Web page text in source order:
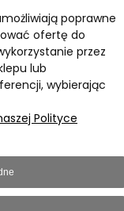
zastrzeżone
poprawne
ofertę do
przez
lub
wybierając
Polityce